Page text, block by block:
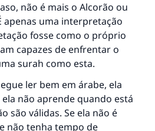
não é mais o Alcorão ou
apenas uma interpretação
fosse como o próprio
capazes de enfrentar o
surah como esta.
ler bem em árabe, ela
não aprende quando está
são válidas. Se ela não é
não tenha tempo de
110845 salvou um
responder à Ummah
O Profeta ﷺ disse,
incentive outros a fazer o
a mesma recompensa
que o fazem."